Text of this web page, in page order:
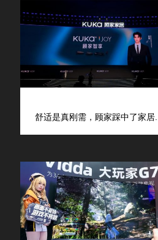
舒适是真刚需，顾家踩中了家居...